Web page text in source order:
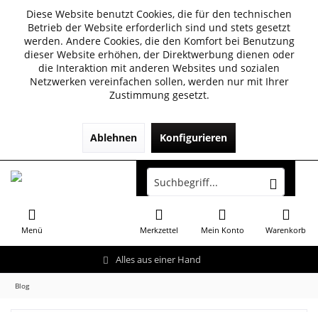
Diese Website benutzt Cookies, die für den technischen
Betrieb der Website erforderlich sind und stets gesetzt
werden. Andere Cookies, die den Komfort bei Benutzung
dieser Website erhöhen, der Direktwerbung dienen oder
die Interaktion mit anderen Websites und sozialen
Netzwerken vereinfachen sollen, werden nur mit Ihrer
Zustimmung gesetzt.
Ablehnen Konfigurieren
Alles aus einer Hand
Menü Warenkorb
Merkzettel Mein Konto
Blog